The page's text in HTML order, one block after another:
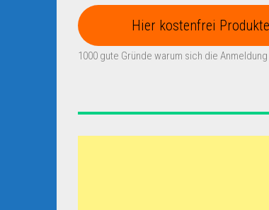
Hier kostenfrei
1000 gute Gründe warum sich die Anmeldung